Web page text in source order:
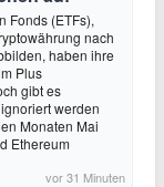
Fonds (ETFs),
nach
haben ihre
Plus
gibt es
werden
Monaten Mai
Ethereum
vor 31 Minuten